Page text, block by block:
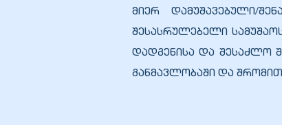
მიერ დამუშავებული/
შესასრულებელი
დადგენისა და შესაძლო
განმავლობაში და